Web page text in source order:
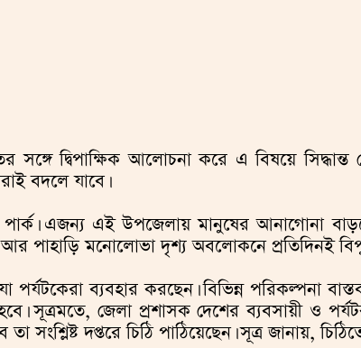
সঙ্গে দ্বিপাক্ষিক আলোচনা করে এ বিষয়ে
বদলে যাবে।
এজন্য এই উপজেলায় মানুষের আনাগোনা
আর পাহাড়ি মনোলোভা দৃশ্য অবলোকনে প্রতিদিনই
পর্যটকেরা ব্যবহার করছেন। বিভিন্ন পরিকল্পনা
সূত্রমতে, জেলা প্রশাসক দেশের ব্যবসায়ী ও
দপ্তরে চিঠি পাঠিয়েছেন। সূত্র জানায়,